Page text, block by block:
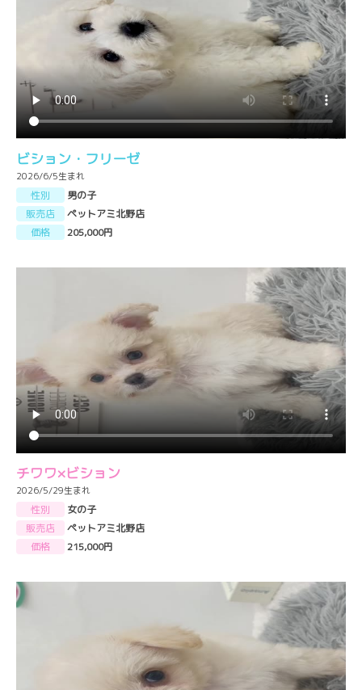
ビション・フリーゼ
2026/6/5生まれ
性別
男の子
販売店
ペットアミ北野店
価格
205,000円
チワワ×ビション
2026/5/29生まれ
性別
女の子
販売店
ペットアミ北野店
価格
215,000円